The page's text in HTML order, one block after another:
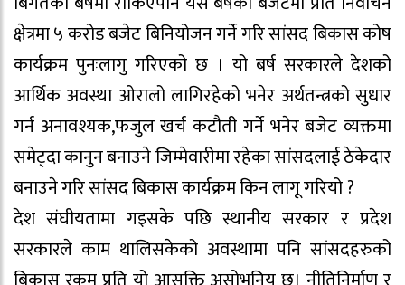
क्षेत्रमा ५ करोड बजेट बिनियोजन गर्ने गरि सांसद बिकास कोष
कार्यक्रम पुनःलागु गरिएको छ । यो बर्ष सरकारले देशको
आर्थिक अवस्था ओरालो लागिरहेको भनेर अर्थतन्त्रको सुधार
गर्न अनावश्यक,फजुल खर्च कटौती गर्ने भनेर बजेट व्यक्तमा
समेट्दा कानुन बनाउने जिम्मेवारीमा रहेका सांसदलाई ठेकेदार
बनाउने गरि सांसद बिकास कार्यक्रम किन लागू गरियो ?
देश संघीयतामा गइसके पछि स्थानीय सरकार र प्रदेश
सरकारले काम थालिसकेको अवस्थामा पनि सांसदहरुको